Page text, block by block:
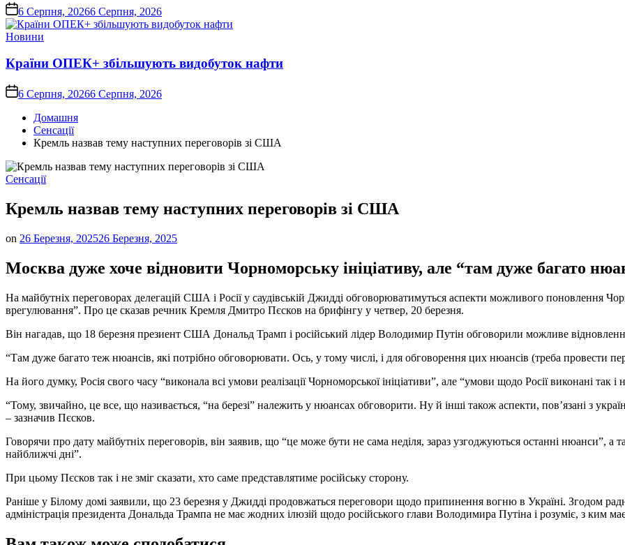
on6 Серпня, 20266 Серпня, 2026
Опублікувати
Новини
Країни ОПЕК+ збільшують видобуток нафти
on6 Серпня, 20266 Серпня, 2026
Домашня
Сенсації
Кремль назвав тему наступних переговорів зі США
Опублікувати
Сенсації
Кремль назвав тему наступних переговорів зі США
on 26 Березня, 202526 Березня, 2025
Москва дуже хоче відновити Чорноморську ініціативу, але “там дуже багато
На майбутніх переговорах делегацій США і Росії у саудівській Джидді обговорюватимуться аспекти можливого поновлення
врегулювання”. Про це сказав речник Кремля Дмитро Пєсков на брифінгу у четвер, 20 березня.
Він нагадав, що 18 березня презиент США Дональд Трамп і російський лідер Володимир Путін обговорили можливе
“Там дуже багато теж нюансів, які потрібно обговорювати. Ось, у тому числі, і для обговорення цих нюансів (треба провести
На його думку, Росія свого часу “виконала всі умови реалізації Чорноморської ініціативи”, але “умови щодо Росії виконані так і
“Тому, звичайно, це все, що називається, “на березі” належить у нюансах обговорити. Ну й інші також аспекти, пов’язані з
– зазначив Пєсков.
Говорячи про дату майбутніх переговорів, він заявив, що “це може бути не сама неділя, зараз узгоджуються останні нюанси”,
найближчі дні”.
При цьому Пєсков так і не зміг сказати, хто саме представлятиме російську сторону.
Раніше у Білому домі заявили, що 23 березня у Джидді продовжаться переговори щодо припинення вогню в Україні. Згодом
адміністрація президента Дональда Трампа не має жодних ілюзій щодо російського глави Володимира Путіна і розуміє, з ким